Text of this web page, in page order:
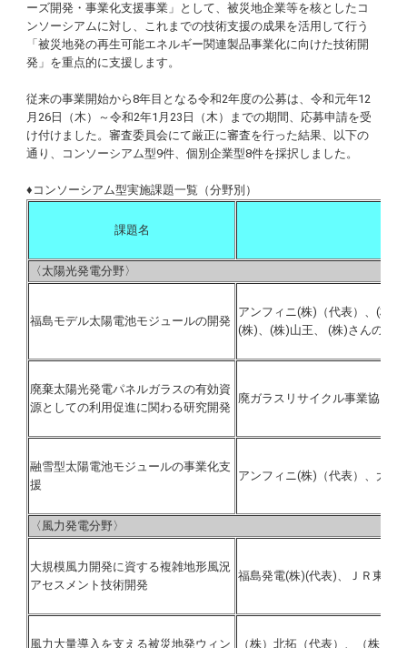
ーズ開発・事業化支援事業」として、被災地企業等を核としたコ
ンソーシアムに対し、これまでの技術支援の成果を活用して行う
「被災地発の再生可能エネルギー関連製品事業化に向けた技術開
発」を重点的に支援します。
従来の事業開始から8年目となる令和2年度の公募は、令和元年12
月26日（木）～令和2年1月23日（木）までの期間、応募申請を受
け付けました。審査委員会にて厳正に審査を行った結果、以下の
通り、コンソーシアム型9件、個別企業型8件を採択しました。
♦コンソーシアム型実施課題一覧（分野別）
課題名
〈太陽光発電分野〉
福島モデル太陽電池モジュールの開発
アンフィニ(株)（代表）、(株)
(株)、(株)山王、 (株)さんのう
廃棄太陽光発電パネルガラスの有効資
源としての利用促進に関わる研究開発
廃ガラスリサイクル事業協同組
融雪型太陽電池モジュールの事業化支
援
アンフィニ(株)（代表）、大日
〈風力発電分野〉
大規模風力開発に資する複雑地形風況
アセスメント技術開発
福島発電(株)(代表)、ＪＲ東日
風力大量導入を支える被災地発ウィン
（株）北拓（代表）、（株）